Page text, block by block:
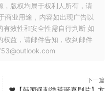
，版权均属于权利人所有，请
商业用途，内容如出现广告以
有效性和安全性需自行判断 如
益，请邮件告知，收到邮件
下一篇